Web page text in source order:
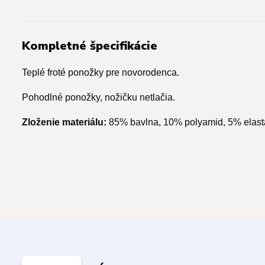
Kompletné špecifikácie
Teplé froté ponožky pre novorodenca.
Pohodlné ponožky, nožičku netlačia.
Zloženie materiálu: 85% bavlna, 10% polyamid, 5%